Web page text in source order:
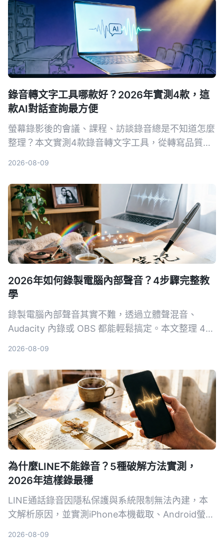
錄音轉文字工具哪款好？2026年實測4款，這
款AI對話查詢最方便
螢幕錄影後的會議、課程、訪談錄音總是不知道怎麼
整理？本文實測4款錄音轉文字工具，從轉寫品質、
2026-08-09
2026年如何錄製電腦內部聲音？4步驟完整教
學
錄製電腦內部聲音其實不難，透過立體聲混音、
Audacity 內錄或 OBS 都能輕鬆搞定。本文整理 4
2026-08-09
為什麼LINE不能錄音？5種破解方法實測，
2026年這樣錄最穩
LINE通話錄音因隱私保護與系統限制無法內建，本
文解析原因，並實測iPhone本機截取、Android螢幕
2026-08-09